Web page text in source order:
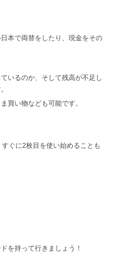
本で両替をしたり、現金をその
いるのか、そして残高が不足し
買い物なども可能です。
ぐに2枚目を使い始めることも
を持って行きましょう！